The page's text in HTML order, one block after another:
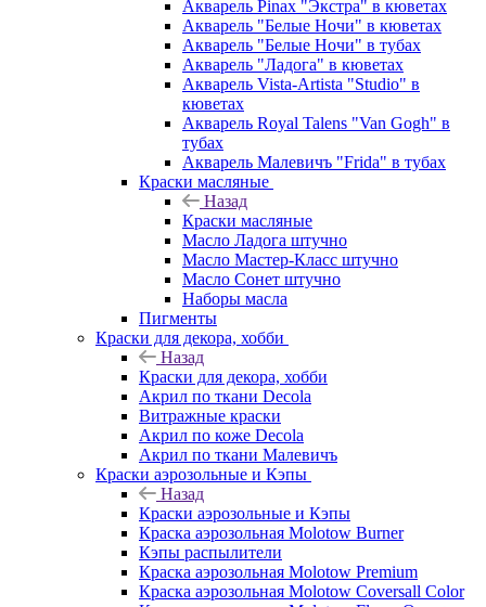
Акварель Pinax "Экстра" в кюветах
Акварель "Белые Ночи" в кюветах
Акварель "Белые Ночи" в тубах
Акварель "Ладога" в кюветах
Акварель Vista-Artista "Studio" в
кюветах
Акварель Royal Talens "Van Gogh" в
тубах
Акварель Малевичъ "Frida" в тубах
Краски масляные
Назад
Краски масляные
Масло Ладога штучно
Масло Мастер-Класс штучно
Масло Сонет штучно
Наборы масла
Пигменты
Краски для декора, хобби
Назад
Краски для декора, хобби
Акрил по ткани Decola
Витражные краски
Акрил по коже Decola
Акрил по ткани Малевичъ
Краски аэрозольные и Кэпы
Назад
Краски аэрозольные и Кэпы
Краска аэрозольная Molotow Burner
Кэпы распылители
Краска аэрозольная Molotow Premium
Краска аэрозольная Molotow Coversall Color